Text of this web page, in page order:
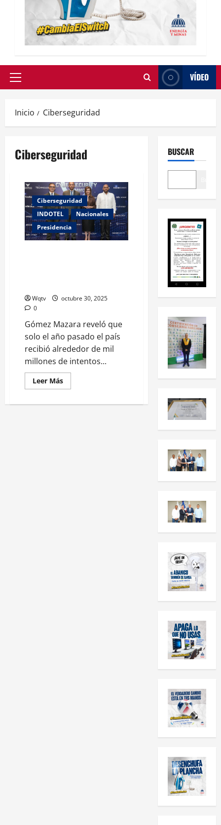
VÍDEO
Inicio Ciberseguridad
Ciberseguridad
Ciberseguridad
INDOTEL
Nacionales
Presidencia
Wqtv
octubre 30, 2025
0
Gómez Mazara reveló que
solo el año pasado el país
recibió alrededor de mil
millones de intentos...
Leer Más
BUSCAR